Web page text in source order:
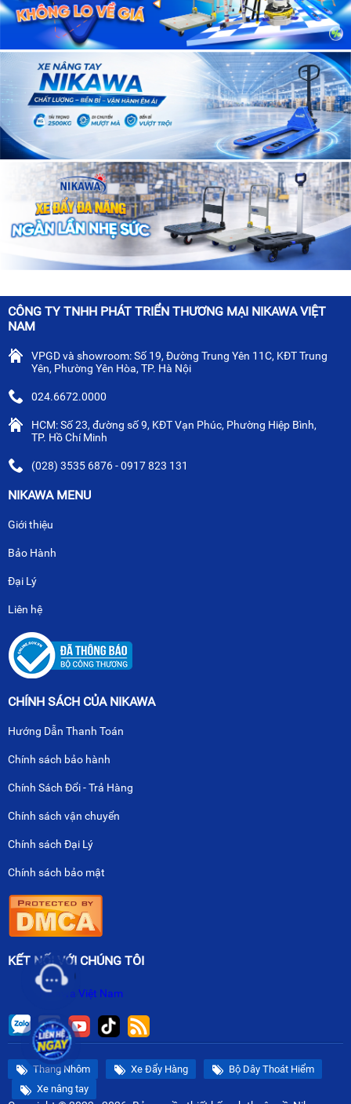
CÔNG TY TNHH PHÁT TRIỂN THƯƠNG MẠI NIKAWA VIỆT
NAM
VPGD và showroom: Số 19, Đường Trung Yên 11C, KĐT Trung
Yên, Phường Yên Hòa, TP. Hà Nội
024.6672.0000
HCM: Số 23, đường số 9, KĐT Vạn Phúc, Phường Hiệp Bình,
TP. Hồ Chí Minh
(028) 3535 6876 - 0917 823 131
NIKAWA MENU
Giới thiệu
Bảo Hành
Đại Lý
Liên hệ
CHÍNH SÁCH CỦA NIKAWA
Hướng Dẫn Thanh Toán
Chính sách bảo hành
Chính Sách Đổi - Trả Hàng
Chính sách vận chuyển
Chính sách Đại Lý
Chính sách bảo mật
KẾT NỐI VỚI CHÚNG TÔI
Nikawa Việt Nam
Thang Nhôm Xe Đẩy Hàng
Bộ Dây Thoát Hiểm
Xe nâng tay